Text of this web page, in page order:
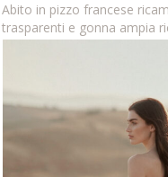
Abito in pizzo francese
trasparenti e gonna ampia